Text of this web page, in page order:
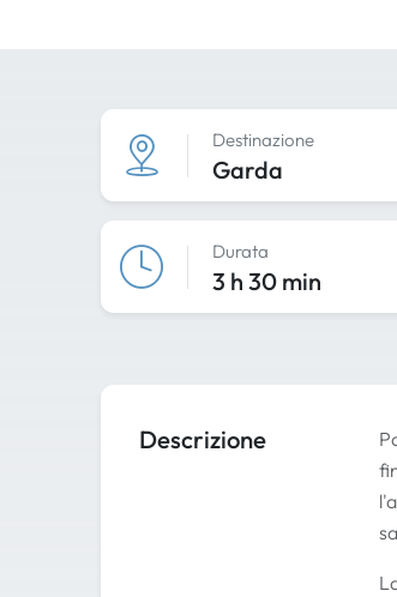
Destinazione
Garda
Durata
3 h 30 min
Descrizione